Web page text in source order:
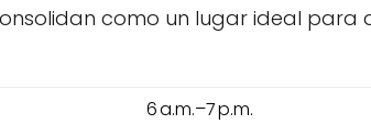
como un lugar ideal para
6 a.m.–7 p.m.